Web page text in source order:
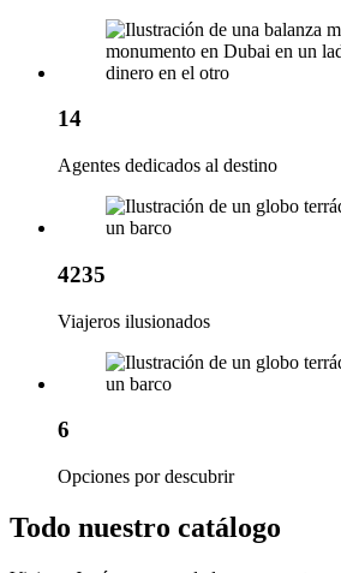
14
Agentes dedicados al destino
4235
Viajeros ilusionados
6
Opciones por descubrir
Todo nuestro catálogo